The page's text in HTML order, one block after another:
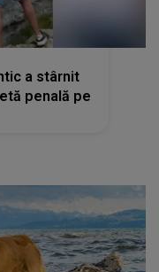
a stârnit
penală pe